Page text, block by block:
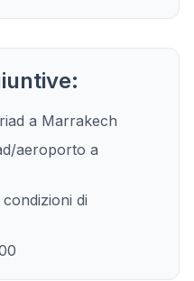
a Marrakech
aeroporto a
di